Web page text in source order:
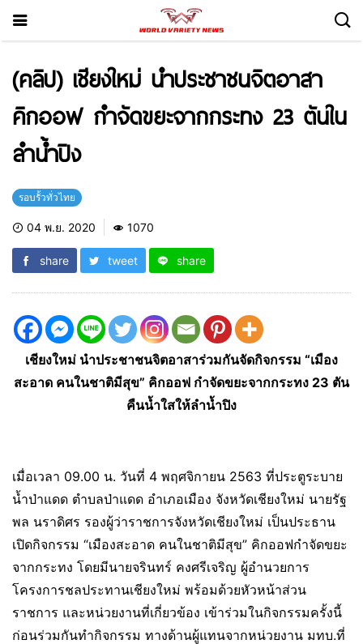
(คลิป) เชียงใหม่ นำประชาชนจิตอาสา
คิกออฟ กำจัดขยะจากกระทง 23 ตันใน
ลำน้ำปิง
รอบรั้วทั่วไทย
04 พ.ย. 2020 1070
share tweet share
เชียงใหม่ นำประชาชนจิตอาสาร่วมกันจัดกิจกรรม “เมือง
สะอาด คนในชาติมีสุข” คิกออฟ กำจัดขยะจากกระทง 23 ตัน
คืนน้ำใสให้ลำน้ำปิง
เมื่อเวลา 09.00 น. วันที่ 4 พฤศจิกายน 2563 ที่ประตูระบาย
น้ำป่าแดด ตำบลป่าแดด อำเภอเมือง จังหวัดเชียงใหม่ นายรัฐ
พล นราดิศร รองผู้ว่าราชการจังหวัดเชียงใหม่ เป็นประธาน
เปิดกิจกรรม “เมืองสะอาด คนในชาติมีสุข” คิกออฟกำจัดขยะ
จากกระทง โดยมีนายจรินทร์ คงศรีเจริญ ผู้อำนวยการ
โครงการชลประทานเชียงใหม่ พร้อมด้วยหัวหน้าส่วน
ราชการ และหน่วยงานที่เกี่ยวข้อง เข้าร่วมในกิจกรรมครั้งนี้
ก่อนร่วมกันทำกิจกรรม ทางด้านผู้แทนจากหน่วยงาน มทบ.ที่